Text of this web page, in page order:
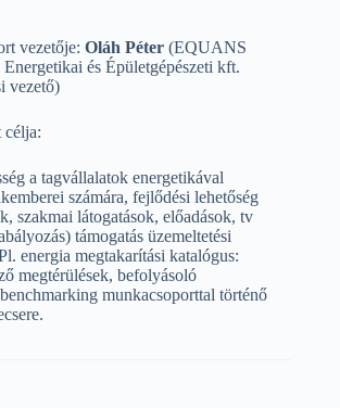
vezetője: Oláh Péter (EQUANS
és Épületgépészeti kft.
vezető)
célja:
a tagvállalatok energetikával
számára, fejlődési lehetőség
szakmai látogatások, előadások, tv
támogatás üzemeltetési
energia megtakarítási katalógus:
megtérülések, befolyásoló
munkacsoporttal történő